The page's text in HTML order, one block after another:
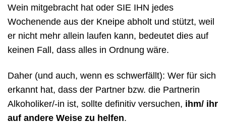
Wein mitgebracht hat oder SIE IHN jedes
Wochenende aus der Kneipe abholt und stützt, weil
er nicht mehr allein laufen kann, bedeutet dies auf
keinen Fall, dass alles in Ordnung wäre.
Daher (und auch, wenn es schwerfällt): Wer für sich
erkannt hat, dass der Partner bzw. die Partnerin
Alkoholiker/-in ist, sollte definitiv versuchen, ihm/ ihr
auf andere Weise zu helfen.